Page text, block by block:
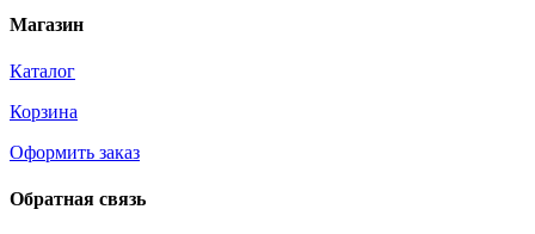
Магазин
Каталог
Корзина
Оформить заказ
Обратная связь